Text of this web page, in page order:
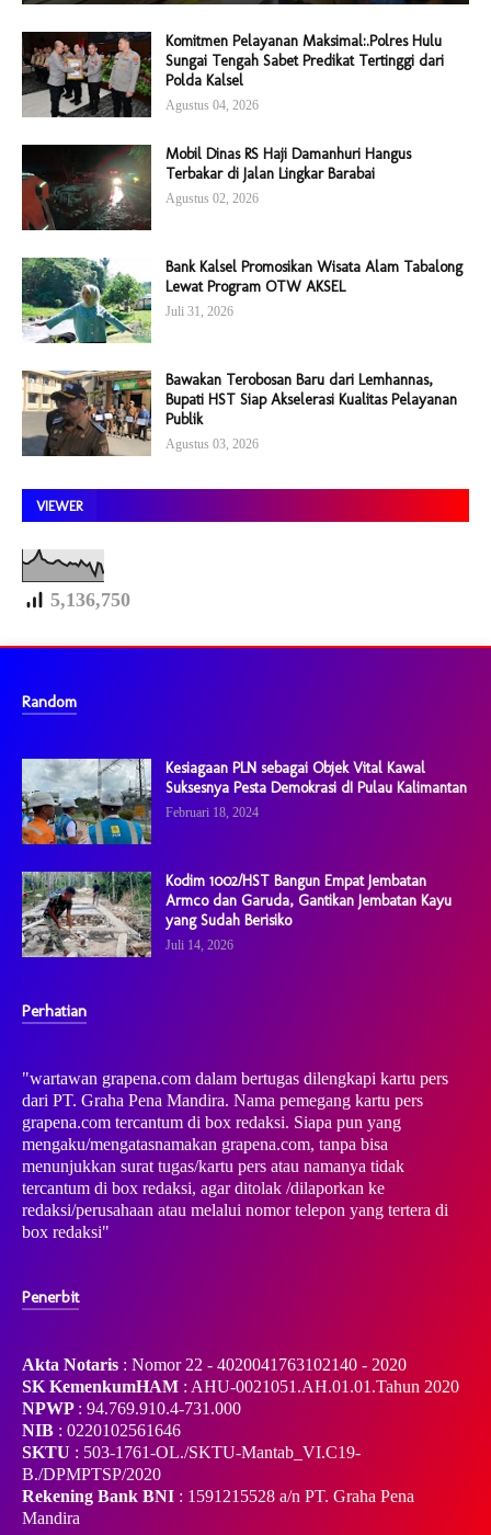
Komitmen Pelayanan Maksimal:.Polres Hulu
Sungai Tengah Sabet Predikat Tertinggi dari
Polda Kalsel
Agustus 04, 2026
Mobil Dinas RS Haji Damanhuri Hangus
Terbakar di Jalan Lingkar Barabai
Agustus 02, 2026
Bank Kalsel Promosikan Wisata Alam Tabalong
Lewat Program OTW AKSEL
Juli 31, 2026
Bawakan Terobosan Baru dari Lemhannas,
Bupati HST Siap Akselerasi Kualitas Pelayanan
Publik
Agustus 03, 2026
VIEWER
5,136,750
Random
Kesiagaan PLN sebagai Objek Vital Kawal
Suksesnya Pesta Demokrasi dI Pulau Kalimantan
Februari 18, 2024
Kodim 1002/HST Bangun Empat Jembatan
Armco dan Garuda, Gantikan Jembatan Kayu
yang Sudah Berisiko
Juli 14, 2026
Perhatian
"wartawan grapena.com dalam bertugas dilengkapi kartu pers
dari PT. Graha Pena Mandira. Nama pemegang kartu pers
grapena.com tercantum di box redaksi. Siapa pun yang
mengaku/mengatasnamakan grapena.com, tanpa bisa
menunjukkan surat tugas/kartu pers atau namanya tidak
tercantum di box redaksi, agar ditolak /dilaporkan ke
redaksi/perusahaan atau melalui nomor telepon yang tertera di
box redaksi"
Penerbit
Akta Notaris : Nomor 22 - 4020041763102140 - 2020
SK KemenkumHAM : AHU-0021051.AH.01.01.Tahun 2020
NPWP : 94.769.910.4-731.000
NIB : 0220102561646
SKTU : 503-1761-OL./SKTU-Mantab_VI.C19-
B./DPMPTSP/2020
Rekening Bank BNI : 1591215528 a/n PT. Graha Pena
Mandira